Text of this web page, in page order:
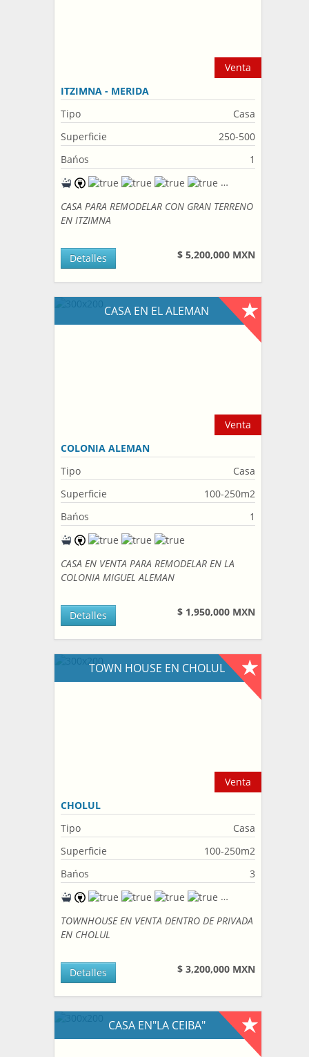
Venta
ITZIMNA - MERIDA
Tipo
Casa
Superficie
250-500
Bańos
1
CASA PARA REMODELAR CON GRAN TERRENO
EN ITZIMNA
$ 5,200,000 MXN
Detalles
CASA EN EL ALEMAN
Venta
COLONIA ALEMAN
Tipo
Casa
Superficie
100-250m2
Bańos
1
CASA EN VENTA PARA REMODELAR EN LA
COLONIA MIGUEL ALEMAN
$ 1,950,000 MXN
Detalles
TOWN HOUSE EN CHOLUL
Venta
CHOLUL
Tipo
Casa
Superficie
100-250m2
Bańos
3
TOWNHOUSE EN VENTA DENTRO DE PRIVADA
EN CHOLUL
$ 3,200,000 MXN
Detalles
CASA EN"LA CEIBA"